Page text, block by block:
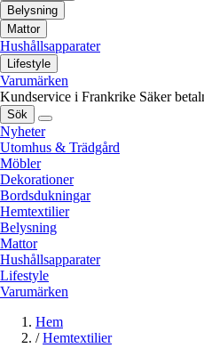
Belysning
Mattor
Hushållsapparater
Lifestyle
Varumärken
Kundservice i Frankrike Säker
Sök
Nyheter
Utomhus & Trädgård
Möbler
Dekorationer
Bordsdukningar
Hemtextilier
Belysning
Mattor
Hushållsapparater
Lifestyle
Varumärken
Hem
/ Hemtextilier